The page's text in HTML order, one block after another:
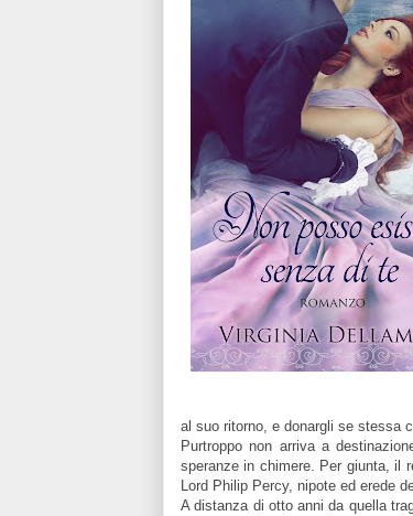
al suo ritorno, e donargli se stessa
Purtroppo non arriva a
speranze in chimere. Per giunta, il
Lord Philip Percy, nipote ed erede
A distanza di otto anni da quella